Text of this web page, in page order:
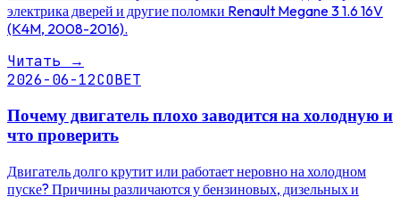
электрика дверей и другие поломки Renault Megane 3 1.6 16V
(K4M, 2008-2016).
Читать →
2026-06-12СОВЕТ
Почему двигатель плохо заводится на холодную и
что проверить
Двигатель долго крутит или работает неровно на холодном
пуске? Причины различаются у бензиновых, дизельных и